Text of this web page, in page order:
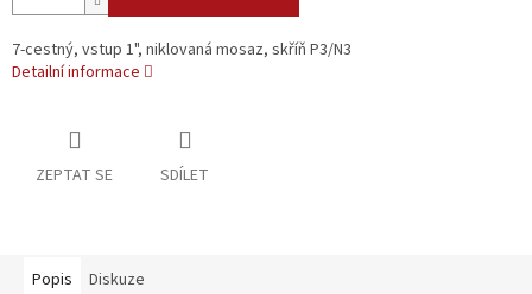
7-cestný, vstup 1", niklovaná mosaz, skříň P3/N3
Detailní informace
ZEPTAT SE SDÍLET
Popis Diskuze